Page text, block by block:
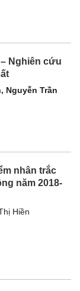
Nghiên cứu
Nguyễn Trần
nhân trắc
năm 2018-
Hiền